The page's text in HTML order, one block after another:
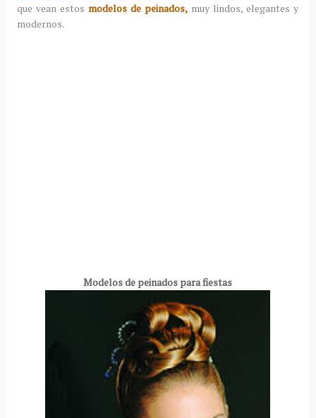
que vean estos modelos de peinados, muy lindos, elegantes y
modernos.
Modelos de peinados para fiestas